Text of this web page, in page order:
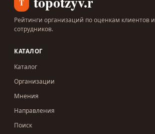
T
Рейтинги организаций по оценкам клиентов и
сотрудников.
КАТАЛОГ
Каталог
Организации
Мнения
Направления
Поиск